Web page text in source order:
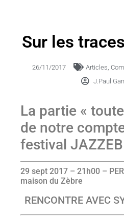
Sur les
26/11/2017 Articles
J.Paul
La partie «
de notre
festival
29 sept 2017 – 21h00 –
maison du Zèbre
RENCONTRE AVEC